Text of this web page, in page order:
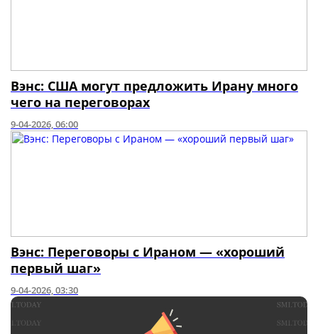
Вэнс: США могут предложить Ирану много
чего на переговорах
9-04-2026, 06:00
Вэнс: Переговоры с Ираном — «хороший
первый шаг»
9-04-2026, 03:30